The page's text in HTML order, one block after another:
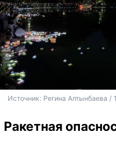
Источник: Регина Алтынбаева /
Ракетная